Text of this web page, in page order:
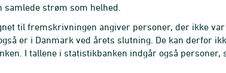
strøm som helhed.
til fremskrivningen angiver personer, der ikke
er i Danmark ved årets slutning. De kan derfor
I tallene i statistikbanken indgår også